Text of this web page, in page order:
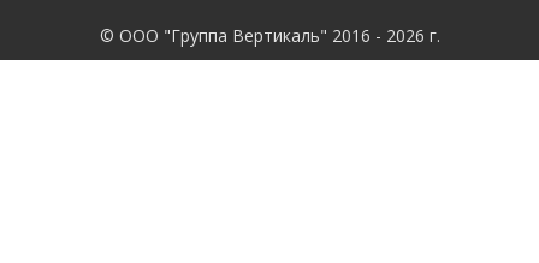
© ООО "Группа Вертикаль" 2016 - 2026 г.